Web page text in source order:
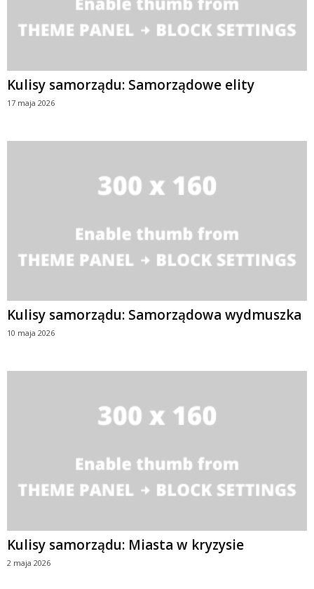
Kulisy samorządu: Samorządowe elity
17 maja 2026
Kulisy samorządu: Samorządowa wydmuszka
10 maja 2026
Kulisy samorządu: Miasta w kryzysie
2 maja 2026